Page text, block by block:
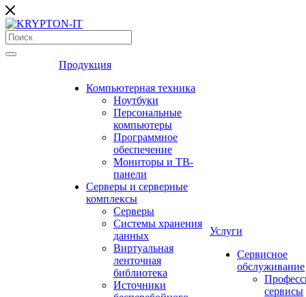
Продукция
Компьютерная техника
Ноутбуки
Персональные
компьютеры
Программное
обеспечение
Мониторы и ТВ-
панели
Серверы и серверные
комплексы
Серверы
Системы хранения
данных
Виртуальная
ленточная
библиотека
Источники
Услуги
Сервисное
обслуживание
сервисы